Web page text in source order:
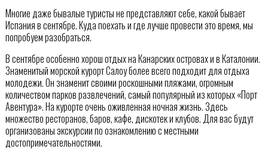
Многие даже бывалые туристы не представляют себе, какой бывает
Испания в сентябре. Куда поехать и где лучше провести это время, мы
попробуем разобраться.
В сентябре особенно хорош отдых на Канарских островах и в Каталонии.
Знаменитый морской курорт Салоу более всего подходит для отдыха
молодежи. Он знаменит своими роскошными пляжами, огромным
количеством парков развлечений, самый популярный из которых «Порт
Авентура». На курорте очень оживленная ночная жизнь. Здесь
множество ресторанов, баров, кафе, дискотек и клубов. Для вас будут
организованы экскурсии по ознакомлению с местными
достопримечательностями.